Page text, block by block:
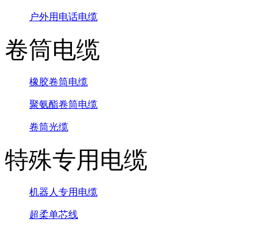
户外用电话电缆
卷筒电缆
橡胶卷筒电缆
聚氨酯卷筒电缆
卷筒光缆
特殊专用电缆
机器人专用电缆
超柔单芯线